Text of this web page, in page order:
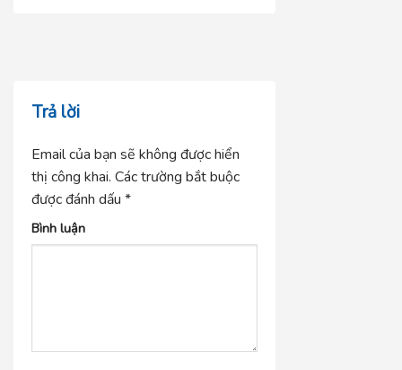
Trả lời
Email của bạn sẽ không được hiển
thị công khai. Các trường bắt buộc
được đánh dấu *
Bình luận